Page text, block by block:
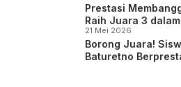
Prestasi
Raih Juara 3
Tambora Cup
21 Mei 2026
Borong Juara!
Baturetno